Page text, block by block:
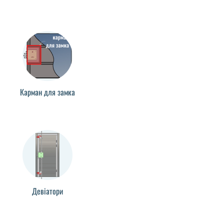
Карман для замка
Девіатори